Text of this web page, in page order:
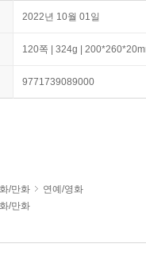
2022년 10월 01일
120쪽 | 324g |
9771739089000
/만화
연예/영화
/만화